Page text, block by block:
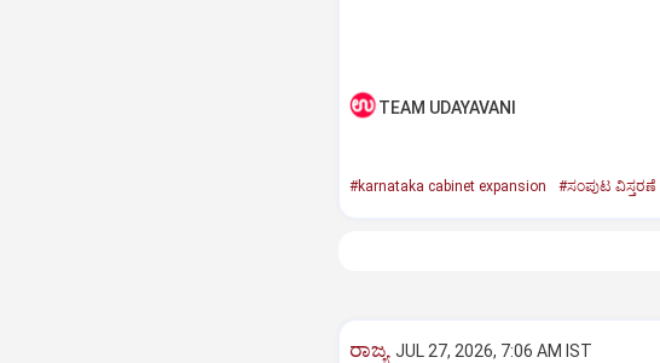
TEAM UDAYAVANI
#karnataka cabinet expansion #ಸಂಪುಟ ವಿಸ್ತರಣೆ
ರಾಜ್ಯ JUL 27, 2026, 7:06 AM IST